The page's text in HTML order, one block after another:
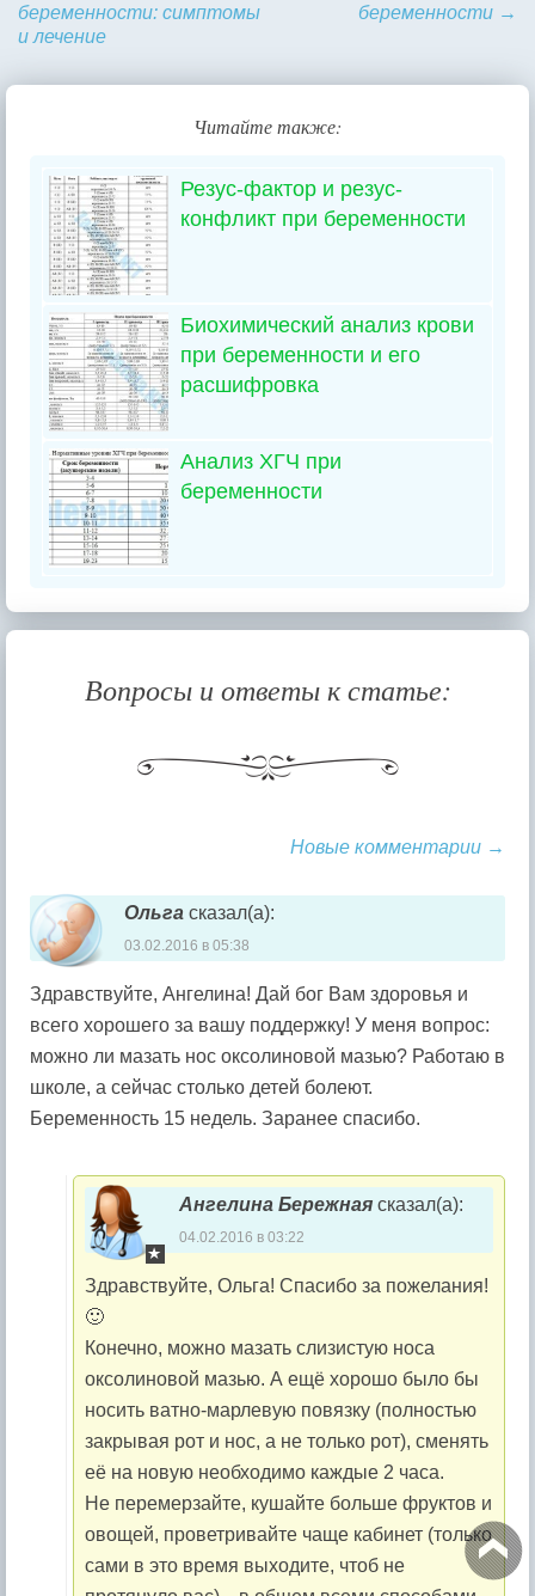
беременности: симптомы
и лечение
беременности →
Читайте также:
Резус-фактор и резус-
конфликт при беременности
Биохимический анализ крови
при беременности и его
расшифровка
Анализ ХГЧ при
беременности
Вопросы и ответы к статье:
Новые комментарии →
Ольга сказал(а):
03.02.2016 в 05:38
Здравствуйте, Ангелина! Дай бог Вам здоровья и
всего хорошего за вашу поддержку! У меня вопрос:
можно ли мазать нос оксолиновой мазью? Работаю в
школе, а сейчас столько детей болеют.
Беременность 15 недель. Заранее спасибо.
Ангелина Бережная сказал(а):
04.02.2016 в 03:22
Здравствуйте, Ольга! Спасибо за пожелания!
🙂
Конечно, можно мазать слизистую носа
оксолиновой мазью. А ещё хорошо было бы
носить ватно-марлевую повязку (полностью
закрывая рот и нос, а не только рот), сменять
её на новую необходимо каждые 2 часа.
Не перемерзайте, кушайте больше фруктов и
овощей, проветривайте чаще кабинет (только
сами в это время выходите, чтоб не